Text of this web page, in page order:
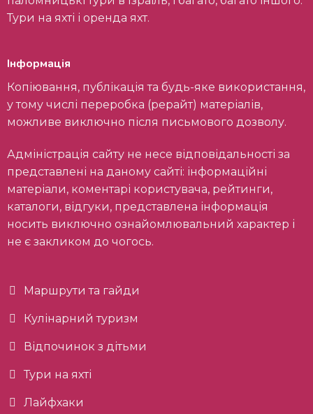
Тури на яхті і оренда яхт.
Інформація
Копіювання, публікація та будь-яке використання,
у тому числі переробка (рерайт) матеріалів,
можливе виключно після письмового дозволу.
Адміністрація сайту не несе відповідальності за
представлені на даному сайті: інформаційні
матеріали, коментарі користувача, рейтинги,
каталоги, відгуки, представлена інформація
носить виключно ознайомлювальний характер і
не є закликом до чогось.
Маршрути та гайди
Кулінарний туризм
Відпочинок з дітьми
Тури на яхті
Лайфхаки